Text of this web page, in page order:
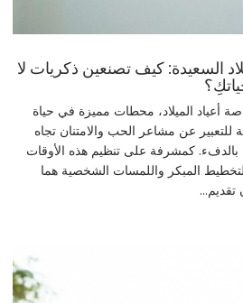
السعيدة: كيف تصنعين ذكريات لا
أعياد الميلاد، محطات مميزة في حياة
عن مشاعر الحب والامتنان تجاه
بالدفء. كمشرفة على تنظيم هذه الأوقات
المبكر واللمسات الشخصية هما
تقديم...